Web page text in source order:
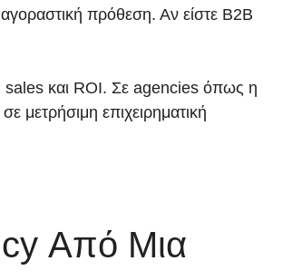
πρόθεση. Αν είστε B2B
sales και ROI. Σε agencies όπως η
μετρήσιμη επιχειρηματική
Από Μια